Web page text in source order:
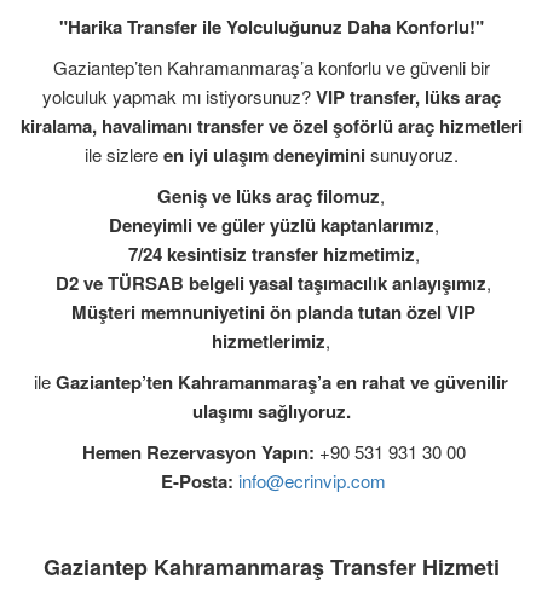
"Harika Transfer ile Yolculuğunuz Daha Konforlu!"
Gaziantep’ten Kahramanmaraş’a konforlu ve güvenli bir
yolculuk yapmak mı istiyorsunuz?VIP transfer, lüks araç
kiralama, havalimanı transfer ve özel şoförlü araç hizmetleri
ile sizlereen iyi ulaşım deneyiminisunuyoruz.
Geniş ve lüks araç filomuz,
Deneyimli ve güler yüzlü kaptanlarımız,
7/24 kesintisiz transfer hizmetimiz,
D2 ve TÜRSAB belgeli yasal taşımacılık anlayışımız,
Müşteri memnuniyetini ön planda tutan özel VIP
hizmetlerimiz,
ileGaziantep’ten Kahramanmaraş’a en rahat ve güvenilir
ulaşımı sağlıyoruz.
Hemen Rezervasyon Yapın: +90 531 931 30 00
E-Posta: info@ecrinvip.com
Gaziantep Kahramanmaraş Transfer Hizmeti